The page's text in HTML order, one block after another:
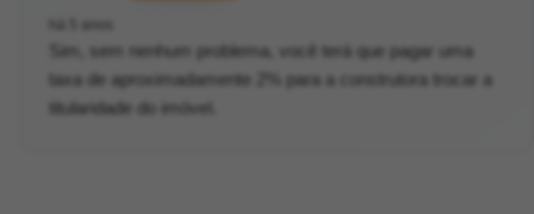
há 5 anos
Sim, sem nenhum problema, você terá que pagar uma
taxa de aproximadamente 2% para a construtora trocar a
titularidade do imóvel.